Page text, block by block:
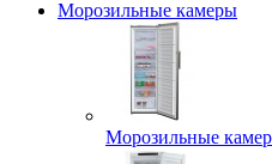
Морозильные камеры
Морозильные